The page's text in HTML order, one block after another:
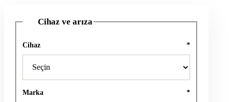
Cihaz ve arıza
Cihaz *
Marka *